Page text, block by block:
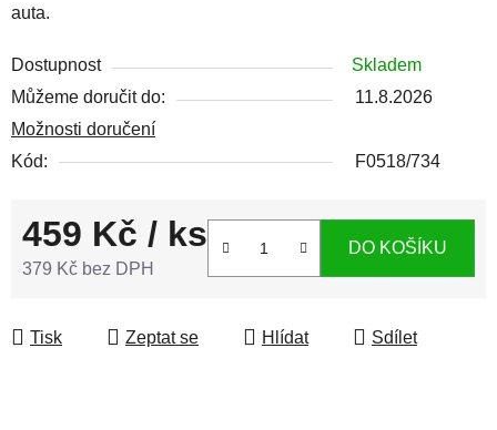
auta.
Dostupnost
Skladem
Můžeme doručit do:
11.8.2026
Možnosti doručení
Kód:
F0518/734
459 Kč / ks
379 Kč bez DPH
DO KOŠÍKU
Tisk Zeptat se Hlídat Sdílet